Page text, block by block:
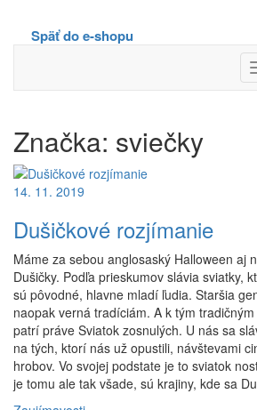
Späť do e-shopu
Značka: sviečky
14. 11. 2019
Dušičkové rozjímanie
Máme za sebou anglosaský Halloween aj
Dušičky. Podľa prieskumov slávia sviatky,
sú pôvodné, hlavne mladí ľudia. Staršia
naopak verná tradíciám. A k tým
patrí práve Sviatok zosnulých. U nás sa
na tých, ktorí nás už opustili, návštevami
hrobov. Vo svojej podstate je to sviatok
je tomu ale tak všade, sú krajiny, kde sa